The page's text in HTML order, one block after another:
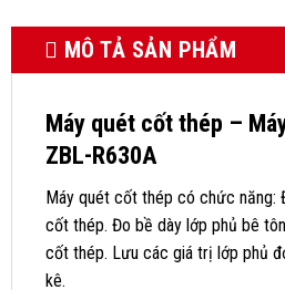
MÔ TẢ SẢN PHẨM
Máy quét cốt thép –
ZBL-R630A
Máy quét cốt thép có chức năng:
cốt thép. Đo bề dày lớp phủ bê
cốt thép. Lưu các giá trị lớp phủ
kê.